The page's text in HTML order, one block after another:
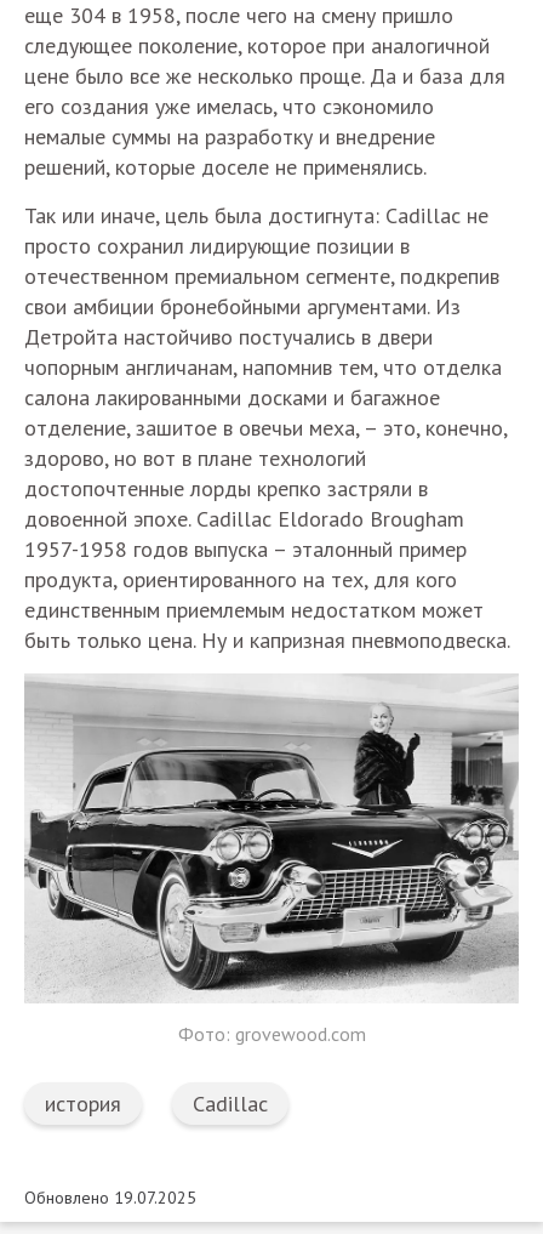
еще 304 в 1958, после чего на смену пришло
следующее поколение, которое при аналогичной
цене было все же несколько проще. Да и база для
его создания уже имелась, что сэкономило
немалые суммы на разработку и внедрение
решений, которые доселе не применялись.
Так или иначе, цель была достигнута: Cadillac не
просто сохранил лидирующие позиции в
отечественном премиальном сегменте, подкрепив
свои амбиции бронебойными аргументами. Из
Детройта настойчиво постучались в двери
чопорным англичанам, напомнив тем, что отделка
салона лакированными досками и багажное
отделение, зашитое в овечьи меха, – это, конечно,
здорово, но вот в плане технологий
достопочтенные лорды крепко застряли в
довоенной эпохе. Cadillac Eldorado Brougham
1957-1958 годов выпуска – эталонный пример
продукта, ориентированного на тех, для кого
единственным приемлемым недостатком может
быть только цена. Ну и капризная пневмоподвеска.
Фото: grovewood.com
история Cadillac
Обновлено 19.07.2025